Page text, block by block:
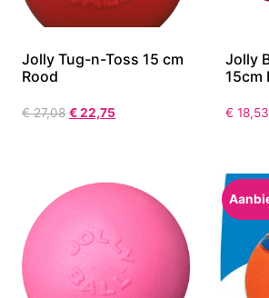
Jolly Tug-n-Toss 15 cm
Rood
€27,08 €22,75
Jolly
15cm
€ 18,53